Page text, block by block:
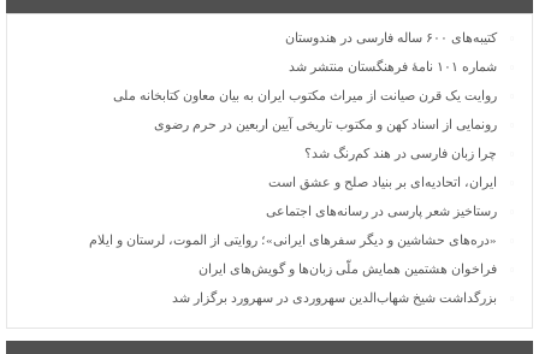
کتیبه‌های ۶۰۰ ساله فارسی در هندوستان
شماره ۱۰۱ نامۀ فرهنگستان منتشر شد
روایت یک قرن صیانت از میراث مکتوب ایران به بیان معاون کتابخانه ملی
رونمایی از اسناد کهن و مکتوب تاریخی آیین اربعین در حرم رضوی
چرا زبان فارسی در هند کم‌رنگ شد؟
ایران، اتحادیه‌ای بر بنیاد صلح و عشق است
رستاخیز شعر پارسی در رسانه‌های اجتماعی
«دره‌های حشاشین و دیگر سفرهای ایرانی»؛ روایتی از الموت، لرستان و ایلام
فراخوان هشتمین همایش ملّی زبان‌ها و گویش‌های ایران
بزرگداشت شیخ شهاب‌الدین سهروردی در سهرورد برگزار شد